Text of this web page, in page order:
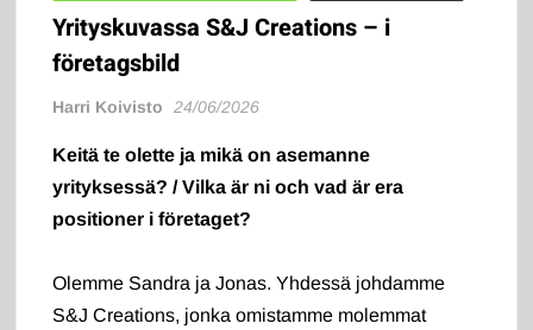
Yrityskuvassa S&J Creations – i
företagsbild
Harri Koivisto 24/06/2026
Keitä te olette ja mikä on asemanne
yrityksessä? / Vilka är ni och vad är era
positioner i företaget?
Olemme Sandra ja Jonas. Yhdessä johdamme
S&J Creations, jonka omistamme molemmat